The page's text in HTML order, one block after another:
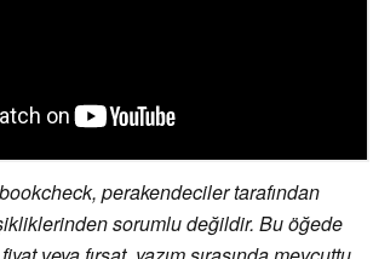
perakendeciler tarafından
sorumlu değildir. Bu öğede